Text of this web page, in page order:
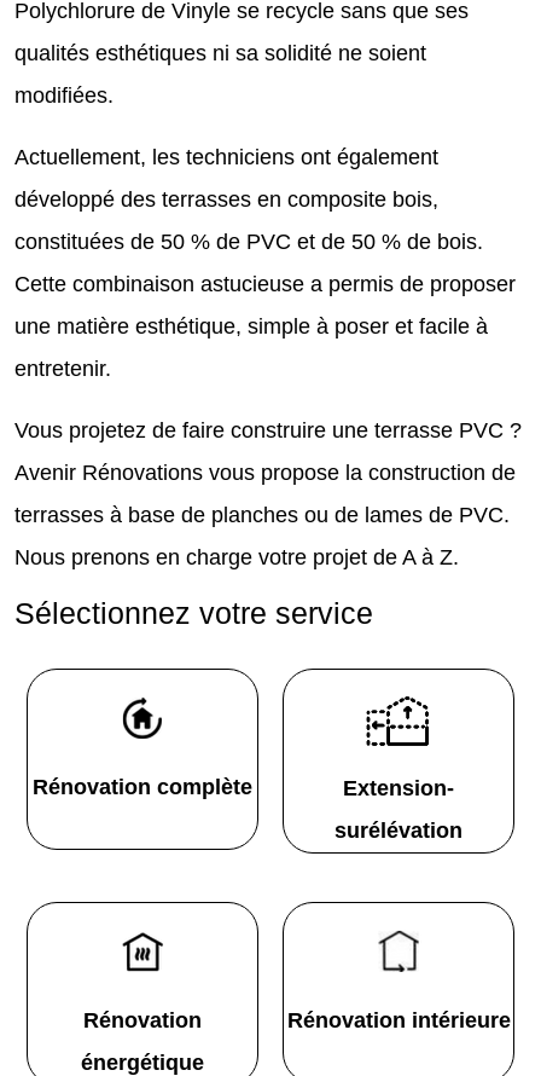
Polychlorure de Vinyle se recycle sans que ses
qualités esthétiques ni sa solidité ne soient
modifiées.
Actuellement, les techniciens ont également
développé des terrasses en composite bois,
constituées de 50 % de PVC et de 50 % de bois.
Cette combinaison astucieuse a permis de proposer
une matière esthétique, simple à poser et facile à
entretenir.
Vous projetez de faire construire une terrasse PVC ?
Avenir Rénovations vous propose la construction de
terrasses à base de planches ou de lames de PVC.
Nous prenons en charge votre projet de A à Z.
Sélectionnez votre service
Rénovation complète
Extension-
surélévation
Rénovation
énergétique
Rénovation intérieure